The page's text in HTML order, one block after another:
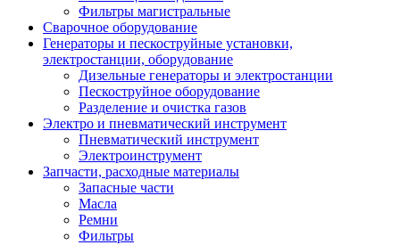
Фильтры магистральные
Сварочное оборудование
Генераторы и пескоструйные установки,
электростанции, оборудование
Дизельные генераторы и электростанции
Пескоструйное оборудование
Разделение и очистка газов
Электро и пневматический инструмент
Пневматический инструмент
Электроинструмент
Запчасти, расходные материалы
Запасные части
Масла
Ремни
Фильтры